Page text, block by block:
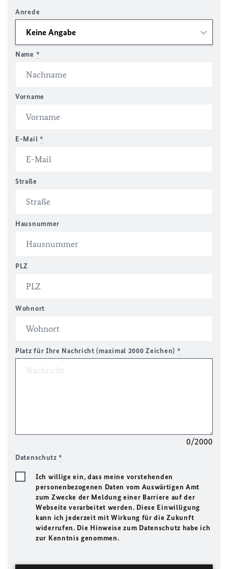
Anrede
Name *
Vorname
E-Mail *
Straße
Hausnummer
PLZ
Wohnort
Platz für Ihre Nachricht (maximal 2000 Zeichen) *
0/2000
Datenschutz*
Ich willige ein, dass meine vorstehenden
personenbezogenen Daten vom Auswärtigen Amt
zum Zwecke der Meldung einer Barriere auf der
Webseite verarbeitet werden. Diese Einwilligung
kann ich jederzeit mit Wirkung für die Zukunft
widerrufen. Die Hinweise zum Datenschutz habe ich
zur Kenntnis genommen.